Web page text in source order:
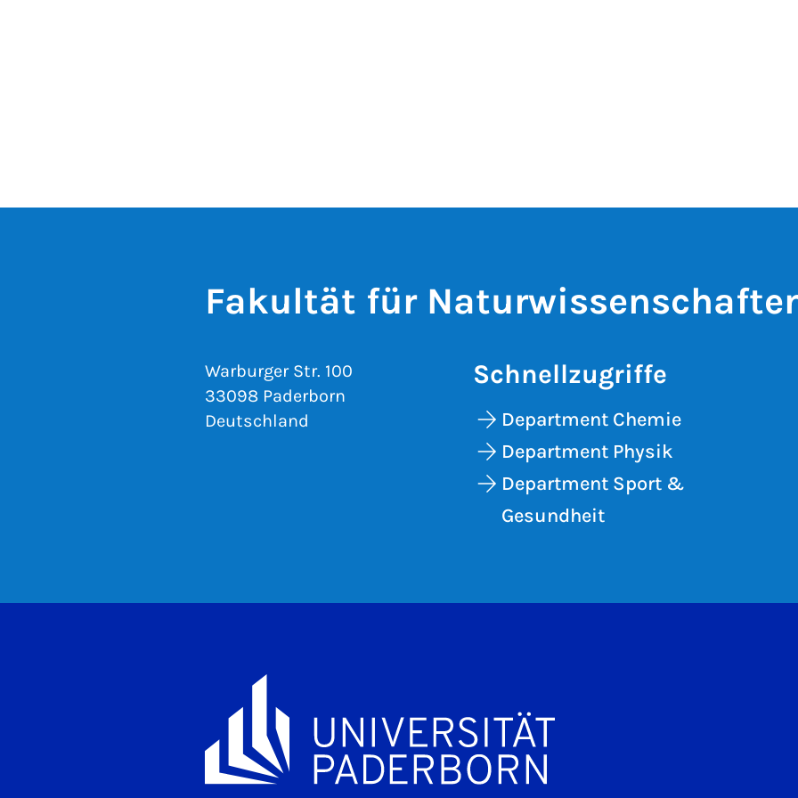
Fakultät für
Warburger Str. 100
33098 Paderborn
Deutschland
Schnellzugriffe
Department Chemie
Department Physik
Department Sport &
Gesundheit